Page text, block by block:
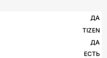
ДА
TIZEN
ДА
ЕСТЬ